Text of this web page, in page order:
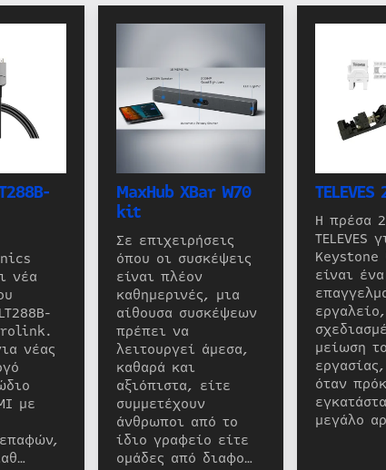
νέα
νέας
με
MaxHub XBar W70
kit
Σε επιχειρήσεις
όπου οι συσκέψεις
είναι πλέον
καθημερινές, μια
αίθουσα συσκέψεων
πρέπει να
λειτουργεί άμεσα,
καθαρά και
αξιόπιστα, είτε
συμμετέχουν
άνθρωποι από το
ίδιο γραφείο είτε
ομάδες από διαφο…
Η πρέσα
TELEVES
Keystone
είναι
εργαλείο,
μείωση
όταν
μεγάλο